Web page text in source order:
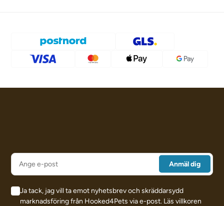
Ja tack, jag vill ta emot nyhetsbrev och skräddarsydd
marknadsföring från Hooked4Pets via e-post. Läs villkoren